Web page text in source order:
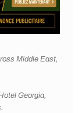
Middle East,
Georgia,